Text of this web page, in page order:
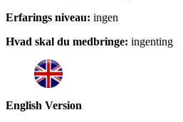
Erfarings niveau: ingen
Hvad skal du medbringe: ingenting
English Version